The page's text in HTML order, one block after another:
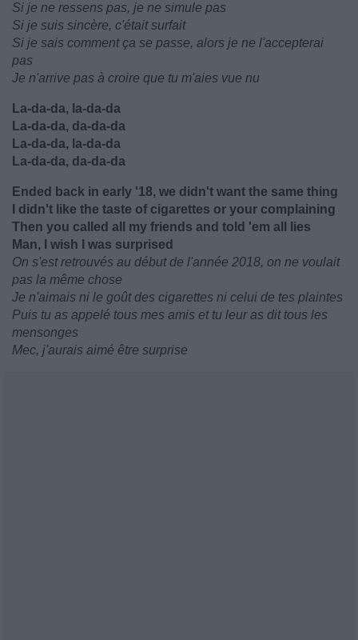
Si je ne ressens pas, je ne simule pas
Si je suis sincère, c'était surfait
Si je sais comment ça se passe, alors je ne l'accepterai
pas
Je n'arrive pas à croire que tu m'aies vue nu
La-da-da, la-da-da
La-da-da, da-da-da
La-da-da, la-da-da
La-da-da, da-da-da
Ended back in early '18, we didn't want the same thing
I didn't like the taste of cigarettes or your complaining
Then you called all my friends and told 'em all lies
Man, I wish I was surprised
On s'est retrouvés au début de l'année 2018, on ne voulait
pas la même chose
Je n'aimais ni le goût des cigarettes ni celui de tes plaintes
Puis tu as appelé tous mes amis et tu leur as dit tous les
mensonges
Mec, j'aurais aimé être surprise